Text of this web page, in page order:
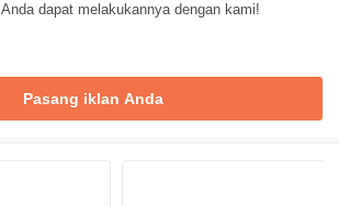
Anda dapat melakukannya dengan kami!
Pasang iklan Anda